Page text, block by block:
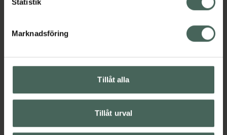
Statistik
Marknadsföring
Tillåt alla
Tillåt urval
Squalane av olivolja förbättrar celldelningen i
balanserande.
EAN:07340020100551
AnsiktskrämAnsiktsvårdDagkräm
Hudbesvär Hudvård